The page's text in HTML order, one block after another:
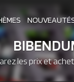
les prix et